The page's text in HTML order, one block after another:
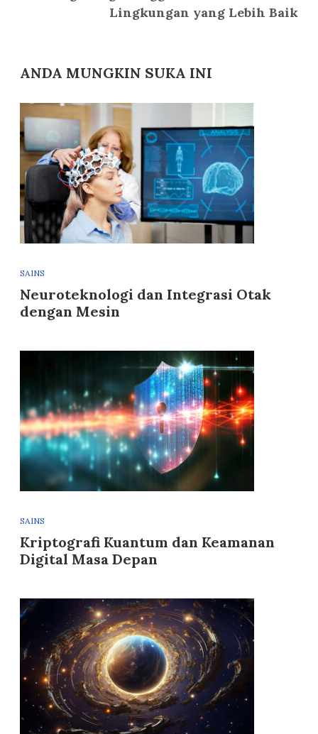
Lingkungan yang Lebih Baik
ANDA MUNGKIN SUKA INI
SAINS
Neuroteknologi dan Integrasi Otak
dengan Mesin
SAINS
Kriptografi Kuantum dan Keamanan
Digital Masa Depan